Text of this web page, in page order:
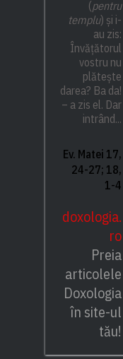
(pentru
templu) și i-
au zis:
Învățătorul
vostru nu
plătește
darea? Ba da!
– a zis el. Dar
intrând...
Ev. Matei 17,
24-27; 18,
1-4
doxologia.
ro
Preia
articolele
Doxologia
în site-ul
tău!